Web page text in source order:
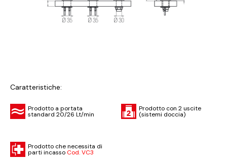
Caratteristiche:
Prodotto a portata
standard 20/26 Lt/min
Prodotto con 2 uscite
(sistemi doccia)
Prodotto che necessita di
parti incasso Cod. VC3